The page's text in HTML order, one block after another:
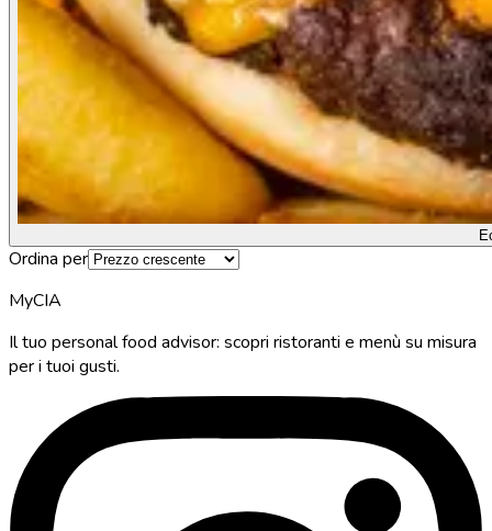
Ordina per
MyCIA
Il tuo personal food advisor: scopri ristoranti e menù su misura
per i tuoi gusti.